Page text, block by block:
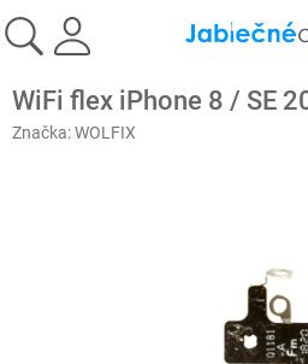
na
obsah
WiFi flex iPhone 8 / SE
Značka:WOLFIX